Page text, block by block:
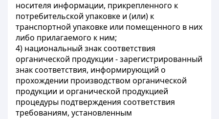
носителя информации, прикрепленного к
потребительской упаковке и (или) к
транспортной упаковке или помещенного в них
либо прилагаемого к ним;
4) национальный знак соответствия
органической продукции - зарегистрированный
знак соответствия, информирующий о
прохождении производством органической
продукции и органической продукцией
процедуры подтверждения соответствия
требованиям, установленным